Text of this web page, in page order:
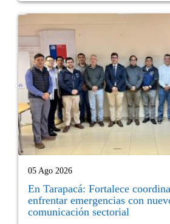
05 Ago 2026
En Tarapacá: Fortalece
enfrentar emergencias con
comunicación sectorial